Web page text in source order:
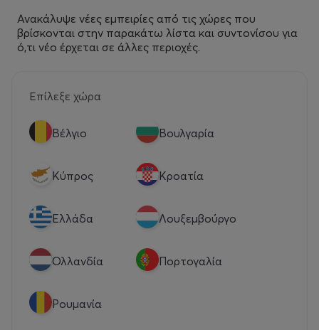
Ανακάλυψε νέες εμπειρίες από τις χώρες που
βρίσκονται στην παρακάτω λίστα και συντονίσου για
ό,τι νέο έρχεται σε άλλες περιοχές.
Επίλεξε χώρα
Βέλγιο Βουλγαρία
Κύπρος Κροατία
Eλλάδα Λουξεμβούργο
Ολλανδία Πορτογαλία
Ρουμανία